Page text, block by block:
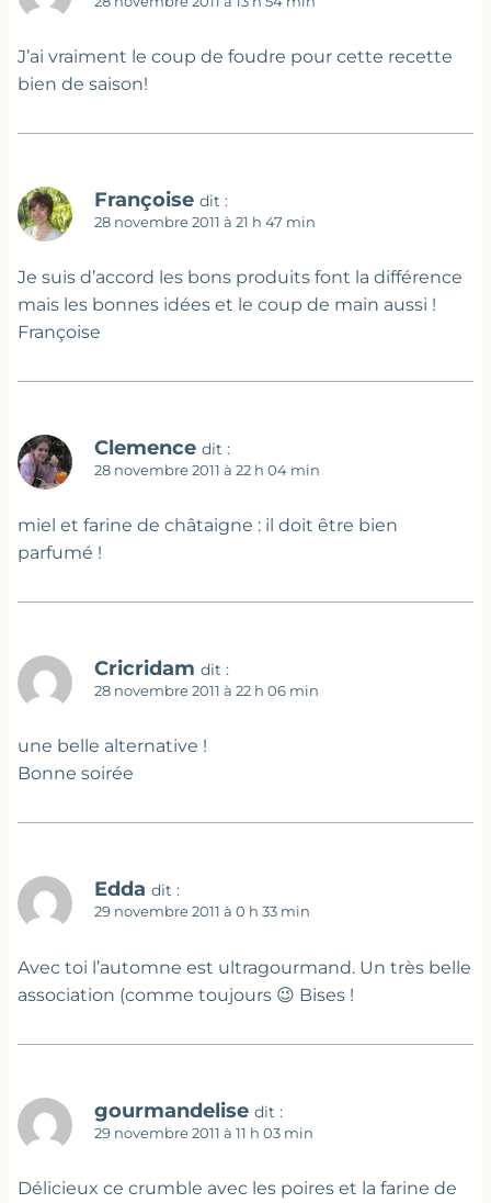
J’ai vraiment le coup de foudre pour cette recette
bien de saison!
Françoise dit :
28 novembre 2011 à 21 h 47 min
Je suis d’accord les bons produits font la différence
mais les bonnes idées et le coup de main aussi !
Françoise
Clemence dit :
28 novembre 2011 à 22 h 04 min
miel et farine de châtaigne : il doit être bien
parfumé !
Cricridam dit :
28 novembre 2011 à 22 h 06 min
une belle alternative !
Bonne soirée
Edda dit :
29 novembre 2011 à 0 h 33 min
Avec toi l’automne est ultragourmand. Un très belle
association (comme toujours 😉 Bises !
gourmandelise dit :
29 novembre 2011 à 11 h 03 min
Délicieux ce crumble avec les poires et la farine de